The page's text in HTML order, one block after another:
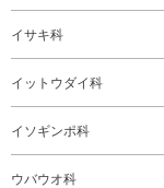
イサキ科
イットウダイ科
イソギンポ科
ウバウオ科